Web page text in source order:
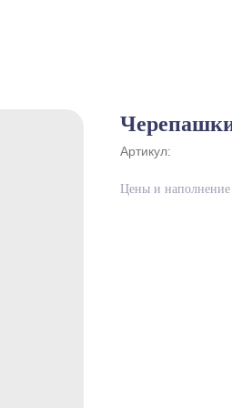
Артикул:
Цены и наполнение